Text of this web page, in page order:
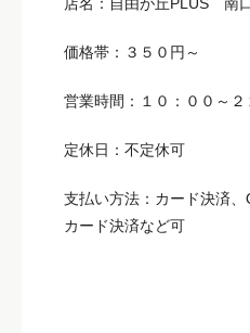
価格帯：３５０円～
営業時間：１０：００～２
定休日：不定休可
支払い方法：カード決済
カード決済など可